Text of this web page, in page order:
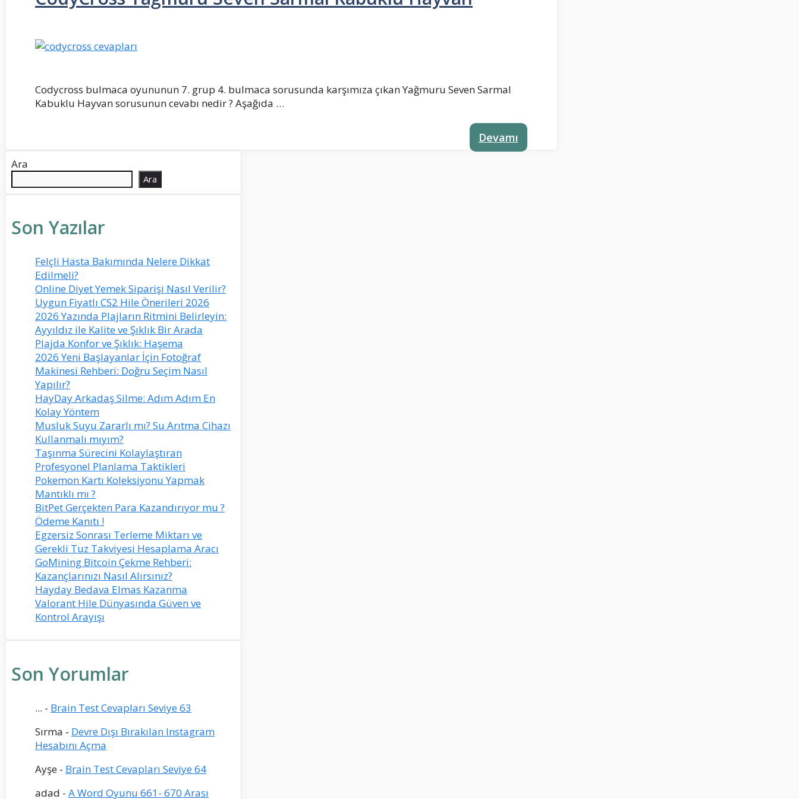
Codycross bulmaca oyununun 7. grup 4. bulmaca sorusunda karşımıza çıkan Yağmuru Seven Sarmal
Kabuklu Hayvan sorusunun cevabı nedir ? Aşağıda …
Devamı
Ara
Ara
Son Yazılar
Felçli Hasta Bakımında Nelere Dikkat
Edilmeli?
Online Diyet Yemek Siparişi Nasıl Verilir?
Uygun Fiyatlı CS2 Hile Önerileri 2026
2026 Yazında Plajların Ritmini Belirleyin:
Ayyıldız ile Kalite ve Şıklık Bir Arada
Plajda Konfor ve Şıklık: Haşema
2026 Yeni Başlayanlar İçin Fotoğraf
Makinesi Rehberi: Doğru Seçim Nasıl
Yapılır?
HayDay Arkadaş Silme: Adım Adım En
Kolay Yöntem
Musluk Suyu Zararlı mı? Su Arıtma Cihazı
Kullanmalı mıyım?
Taşınma Sürecini Kolaylaştıran
Profesyonel Planlama Taktikleri
Pokemon Kartı Koleksiyonu Yapmak
Mantıklı mı ?
BitPet Gerçekten Para Kazandırıyor mu ?
Ödeme Kanıtı !
Egzersiz Sonrası Terleme Miktarı ve
Gerekli Tuz Takviyesi Hesaplama Aracı
GoMining Bitcoin Çekme Rehberi:
Kazançlarınızı Nasıl Alırsınız?
Hayday Bedava Elmas Kazanma
Valorant Hile Dünyasında Güven ve
Kontrol Arayışı
Son Yorumlar
... - Brain Test Cevapları Seviye 63
Sırma - Devre Dışı Bırakılan Instagram
Hesabını Açma
Ayşe - Brain Test Cevapları Seviye 64
adad - A Word Oyunu 661- 670 Arası